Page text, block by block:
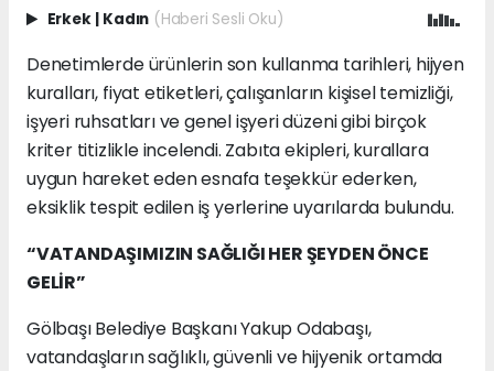
Erkek | Kadın (Haberi Sesli Oku)
Denetimlerde ürünlerin son kullanma tarihleri, hijyen
kuralları, fiyat etiketleri, çalışanların kişisel temizliği,
işyeri ruhsatları ve genel işyeri düzeni gibi birçok
kriter titizlikle incelendi. Zabıta ekipleri, kurallara
uygun hareket eden esnafa teşekkür ederken,
eksiklik tespit edilen iş yerlerine uyarılarda bulundu.
“VATANDAŞIMIZIN SAĞLIĞI HER ŞEYDEN ÖNCE
GELİR”
Gölbaşı Belediye Başkanı Yakup Odabaşı,
vatandaşların sağlıklı, güvenli ve hijyenik ortamda